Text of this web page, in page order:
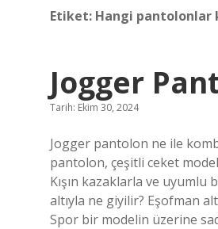
Etiket: Hangi
Jogger
Tarih: Ekim 30, 2024
Jogger pantolon ne ile
pantolon, çeşitli ceket
Kışın kazaklarla ve
altıyla ne giyilir? Eşofman
Spor bir modelin üzerine